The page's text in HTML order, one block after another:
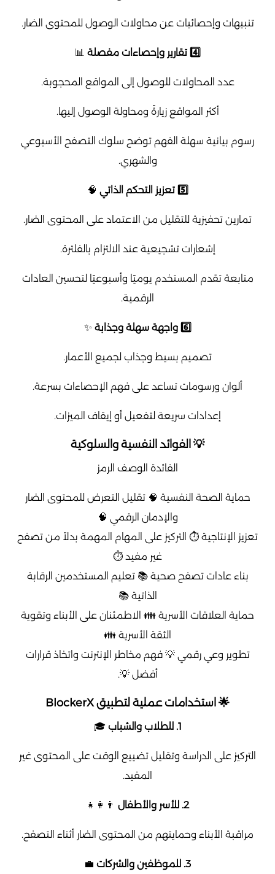
تنبيهات وإحصائيات عن محاولات الوصول للمحتوى الضار.
4️⃣ تقارير وإحصاءات مفصلة 📊
عدد المحاولات للوصول إلى المواقع المحجوبة.
أكثر المواقع زيارةً ومحاولة الوصول إليها.
رسوم بيانية سهلة الفهم توضح سلوك التصفح الأسبوعي
والشهري.
5️⃣ تعزيز التحكم الذاتي 🧠
تمارين تحفيزية للتقليل من الاعتماد على المحتوى الضار.
إشعارات تشجيعية عند الالتزام بالفلترة.
متابعة تقدم المستخدم يوميًا وأسبوعيًا لتحسين العادات
الرقمية.
6️⃣ واجهة سهلة وجذابة ✨
تصميم بسيط وجذاب لجميع الأعمار.
ألوان ورسومات تساعد على فهم الإحصاءات بسرعة.
إعدادات سريعة لتفعيل أو إيقاف الميزات.
💡 الفوائد النفسية والسلوكية
الفائدة الوصف الرمز
حماية الصحة النفسية 🧠 تقليل التعرض للمحتوى الضار
والإدمان الرقمي 🧠
تعزيز الإنتاجية ⏱️ التركيز على المهام المهمة بدلاً من تصفح
غير مفيد ⏱️
بناء عادات تصفح صحية 📚 تعليم المستخدمين الرقابة
الذاتية 📚
حماية العلاقات الأسرية 👪 الاطمئنان على الأبناء وتقوية
الثقة الأسرية 👪
تطوير وعي رقمي 💡 فهم مخاطر الإنترنت واتخاذ قرارات
أفضل 💡.
🌟 استخدامات عملية لتطبيق BlockerX
1. للطلاب والشباب 🎓
التركيز على الدراسة وتقليل تضييع الوقت على المحتوى غير
المفيد.
2. للأسر والأطفال 👨‍👩‍👧
مراقبة الأبناء وحمايتهم من المحتوى الضار أثناء التصفح.
3. للموظفين والشركات 💼